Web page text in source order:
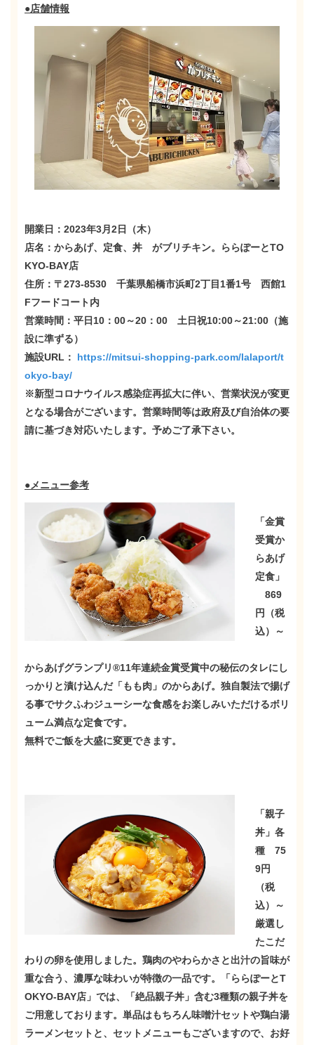
●店舗情報
開業日：2023年3月2日（木）
店名：からあげ、定食、丼 がブリチキン。ららぽーとTO
KYO-BAY店
住所：〒273-8530 千葉県船橋市浜町2丁目1番1号 西館1
Fフードコート内
営業時間：平日10：00～20：00 土日祝10:00～21:00（施
設に準ずる）
施設URL： https://mitsui-shopping-park.com/lalaport/t
okyo-bay/
※新型コロナウイルス感染症再拡大に伴い、営業状況が変更
となる場合がございます。営業時間等は政府及び自治体の要
請に基づき対応いたします。予めご了承下さい。
●メニュー参考
「金賞
受賞か
らあげ
定食」
869
円（税
込）
～
からあげグランプリ®11年連続金賞受賞中の秘伝のタレにし
っかりと漬け込んだ「もも肉」のからあげ。独自製法で揚げ
る事でサクふわジューシーな食感をお楽しみいただけるボリ
ューム満点な定食です。
無料でご飯を大盛に変更できます。
「親子
丼」 各
種 75
9円
（税
込）
～
厳選し
たこだ
わりの卵を使用しました。鶏肉のやわらかさと出汁の旨味が
重な合う、濃厚な味わいが特徴の一品です。「ららぽーとT
OKYO-BAY店」では、「絶品親子丼」含む3種類の親子丼を
ご用意しております。単品はもちろん味噌汁セットや鶏白湯
ラーメンセットと、セットメニューもございますので、お好